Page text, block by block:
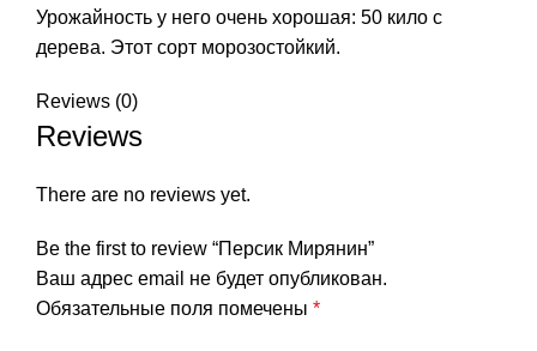
Урожайность у него очень хорошая: 50 кило с
дерева. Этот сорт морозостойкий.
Reviews (0)
Reviews
There are no reviews yet.
Be the first to review “Персик Мирянин”
Ваш адрес email не будет опубликован.
Обязательные поля помечены *